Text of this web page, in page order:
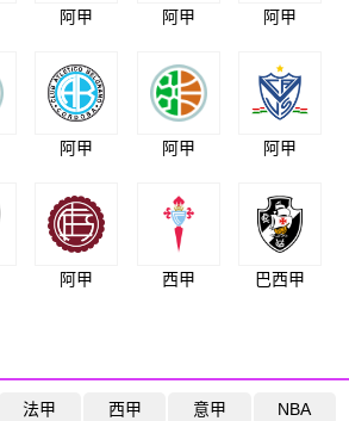
阿甲 阿甲 阿甲
阿甲 阿甲 阿甲
阿甲 西甲 巴西甲
法甲 西甲 意甲 NBA